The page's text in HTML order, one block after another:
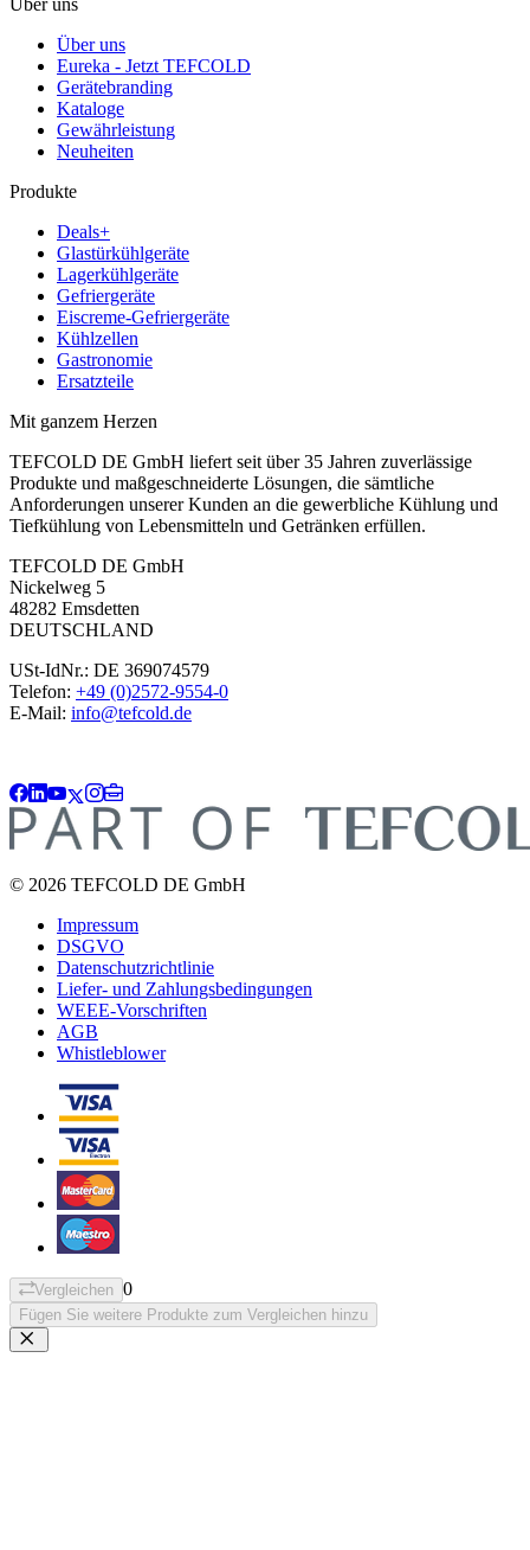
Über uns
Eureka - Jetzt TEFCOLD
Gerätebranding
Kataloge
Gewährleistung
Neuheiten
Produkte
Deals+
Glastürkühlgeräte
Lagerkühlgeräte
Gefriergeräte
Eiscreme-Gefriergeräte
Kühlzellen
Gastronomie
Ersatzteile
Mit ganzem Herzen
TEFCOLD DE GmbH liefert seit über 35 Jahren zuverlässige
Produkte und maßgeschneiderte Lösungen, die sämtliche
Anforderungen unserer Kunden an die gewerbliche Kühlung und
Tiefkühlung von Lebensmitteln und Getränken erfüllen.
TEFCOLD DE GmbH
Nickelweg 5
48282 Emsdetten
DEUTSCHLAND
USt-IdNr.: DE 369074579
Telefon: +49 (0)2572-9554-0
E-Mail: info@tefcold.de
© 2026 TEFCOLD DE GmbH
Impressum
DSGVO
Datenschutzrichtlinie
Liefer- und Zahlungsbedingungen
WEEE-Vorschriften
AGB
Whistleblower
Vergleichen 0
Fügen Sie weitere Produkte zum Vergleichen hinzu